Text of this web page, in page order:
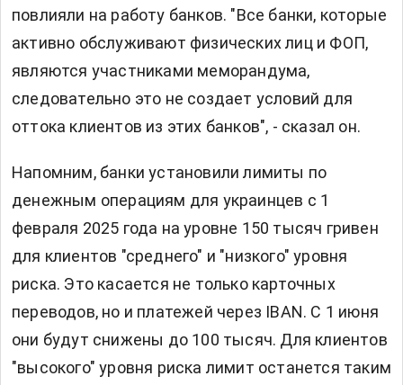
повлияли на работу банков. "Все банки, которые
активно обслуживают физических лиц и ФОП,
являются участниками меморандума,
следовательно это не создает условий для
оттока клиентов из этих банков", - сказал он.
Напомним, банки установили лимиты по
денежным операциям для украинцев с 1
февраля 2025 года на уровне 150 тысяч гривен
для клиентов "среднего" и "низкого" уровня
риска. Это касается не только карточных
переводов, но и платежей через IBAN. С 1 июня
они будут снижены до 100 тысяч. Для клиентов
"высокого" уровня риска лимит останется таким